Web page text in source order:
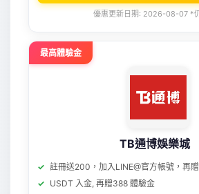
優惠更新日期: 2026-08-07 *
最高體驗金
TB通博娛樂城
註冊送200，加入LINE@官方帳號，再
USDT 入金, 再贈388 體驗金